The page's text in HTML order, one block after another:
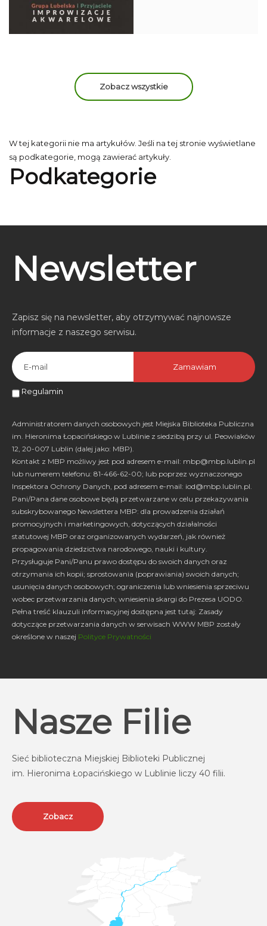
Zobacz wszystkiewydarzenia
W tej kategorii nie ma artykułów. Jeśli na tej stronie wyświetlane
są podkategorie, mogą zawierać artykuły.
Podkategorie
Newsletter
Zapisz się na newsletter, aby otrzymywać najnowsze
informacje z naszego serwisu.
E-
mail
Regulamin
Administratorem danych osobowych jest Miejska Biblioteka Publiczna
im. Hieronima Łopacińskiego w Lublinie z siedzibą przy ul. Peowiaków
12, 20-007 Lublin (dalej jako: MBP).
Kontakt z MBP możliwy jest pod adresem e-mail: mbp@mbp.lublin.pl
lub numerem telefonu: 81-466-62-00; lub poprzez wyznaczonego
Inspektora Ochrony Danych, pod adresem e-mail: iod@mbp.lublin.pl.
Pani/Pana dane osobowe będą przetwarzane w celu przekazywania
subskrybowanego Newslettera MBP: dla prowadzenia działań
promocyjnych i marketingowych, dotyczących działalności
statutowej MBP oraz organizowanych wydarzeń, jak również
propagowania dziedzictwa narodowego, nauki i kultury.
Przysługuje Pani/Panu prawo dostępu do swoich danych oraz
otrzymania ich kopii; sprostowania (poprawiania) swoich danych;
usunięcia danych osobowych; ograniczenia lub wniesienia sprzeciwu
wobec przetwarzania danych; wniesienia skargi do Prezesa UODO.
Pełna treść klauzuli informacyjnej dostępna jest tutaj: Zasady
dotyczące przetwarzania danych w serwisach WWW MBP zostały
określone w naszej Polityce Prywatności
Nasze Filie
Sieć biblioteczna Miejskiej Biblioteki Publicznej
im. Hieronima Łopacińskiego w Lublinie liczy 40 filii.
Zobacz